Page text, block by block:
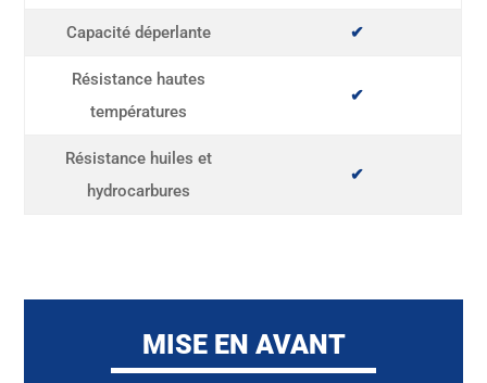
Capacité déperlante ✔
Résistance hautes
températures
✔
Résistance huiles et
hydrocarbures
✔
MISE EN AVANT